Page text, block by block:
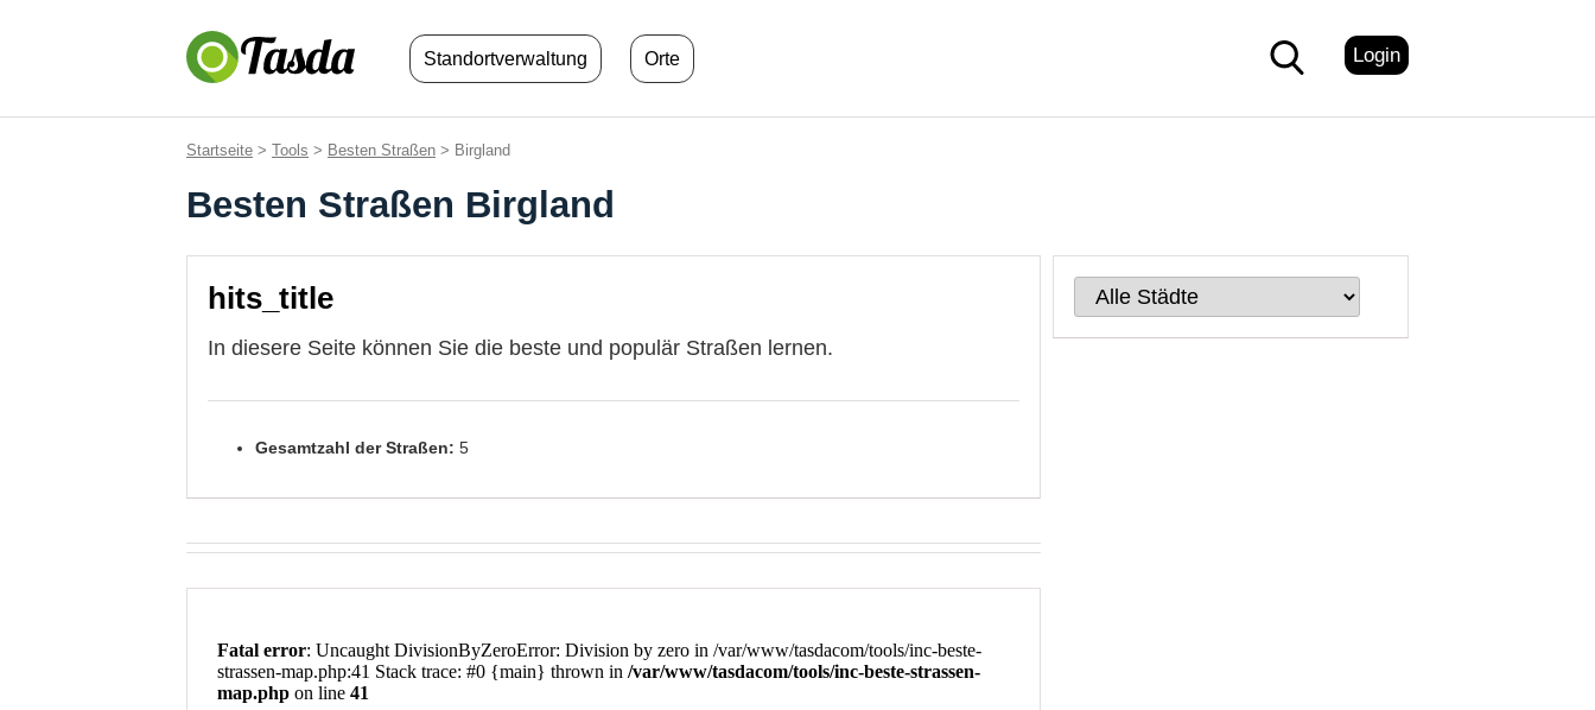
Login
Standortverwaltung Orte
Startseite > Tools > Besten Straßen > Birgland
Besten Straßen Birgland
hits_title
In diesere Seite können Sie die beste und populär Straßen lernen.
Gesamtzahl der Straßen: 5